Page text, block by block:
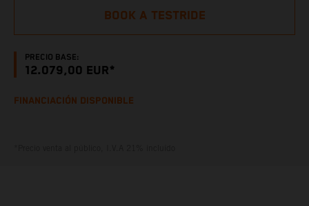
PRECIO BASE:
12.079,00 EUR*
BOOK A TESTRIDE
FINANCIACIÓN DISPONIBLE